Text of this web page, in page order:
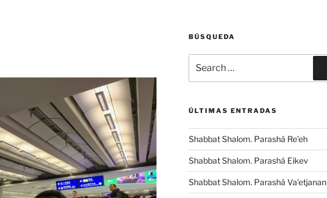
BÚSQUEDA
for:
ÚLTIMAS ENTRADAS
Shabbat Shalom. Parashá Re’eh
Shabbat Shalom. Parashá Eikev
Shabbat Shalom. Parashá Va’etjanan